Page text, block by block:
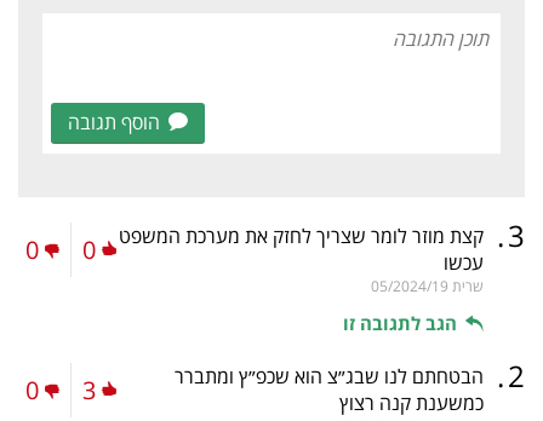
הוסף תגובה
3
. קצת מוזר לומר שצריך לחזק את מערכת המשפט
עכשו
שרית 05/2024/19
הגב לתגובה זו
0
0
2
. הבטחתם לנו שבג״צ הוא שכפ״ץ ומתברר
כמשענת קנה רצוץ
3
0